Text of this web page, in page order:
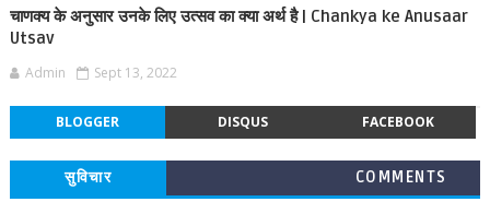
चाणक्य के अनुसार उनके लिए उत्सव का क्या अर्थ है | Chankya ke Anusaar
Utsav
Admin Sept 13, 2022
BLOGGER DISQUS FACEBOOK
सुविचार COMMENTS